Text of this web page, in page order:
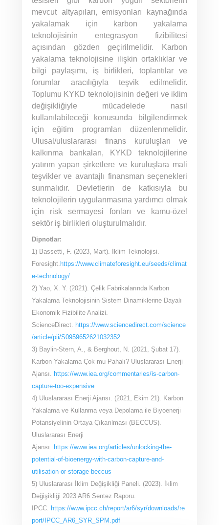
mevcut altyapıları, emisyonları kaynağında
yakalamak için karbon yakalama
teknolojisinin entegrasyon fizibilitesi
açısından gözden geçirilmelidir. Karbon
yakalama teknolojisine ilişkin ortaklıklar ve
bilgi paylaşımı, iş birlikleri, toplantılar ve
forumlar aracılığıyla teşvik edilmelidir.
Toplumu KYKD teknolojisinin değeri ve iklim
değişikliğiyle mücadelede nasıl
kullanılabileceği konusunda bilgilendirmek
için eğitim programları düzenlenmelidir.
Ulusal/uluslararası finans kuruluşları ve
kalkınma bankaları, KYKD teknolojilerine
yatırım yapan şirketlere ve kuruluşlara mali
teşvikler ve avantajlı finansman seçenekleri
sunmalıdır. Devletlerin de katkısıyla bu
teknolojilerin uygulanmasına yardımcı olmak
için risk sermayesi fonları ve kamu-özel
sektör iş birlikleri oluşturulmalıdır.
Dipnotlar:
1) Bassetti, F. (2023, Mart). İklim Teknolojisi.
Foresight. https://www.climateforesight.eu/seeds/climat
e-technology/
2) Yao, X. Y. (2021). Çelik Fabrikalarında Karbon
Yakalama Teknolojisinin Sistem Dinamiklerine Dayalı
Ekonomik Fizibilite Analizi.
ScienceDirect. https://www.sciencedirect.com/science
/article/pii/S0959652621032352
3) Baylin-Stern, A., & Berghout, N. (2021, Şubat 17).
Karbon Yakalama Çok mu Pahalı? Uluslararası Enerji
Ajansı. https://www.iea.org/commentaries/is-carbon-
capture-too-expensive
4) Uluslararası Enerji Ajansı. (2021, Ekim 21). Karbon
Yakalama ve Kullanma veya Depolama ile Biyoenerji
Potansiyelinin Ortaya Çıkarılması (BECCUS).
Uluslararası Enerji
Ajansı. https://www.iea.org/articles/unlocking-the-
potential-of-bioenergy-with-carbon-capture-and-
utilisation-or-storage-beccus
5) Uluslararası İklim Değişikliği Paneli. (2023). İklim
Değişikliği 2023 AR6 Sentez Raporu.
IPCC. https://www.ipcc.ch/report/ar6/syr/downloads/re
port/IPCC_AR6_SYR_SPM.pdf